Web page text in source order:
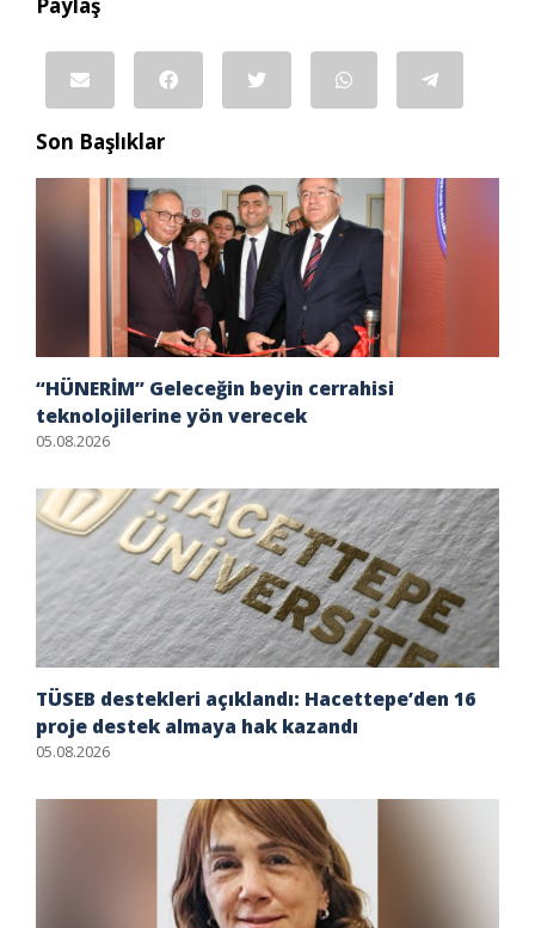
Son Başlıklar
“HÜNERİM” Geleceğin beyin cerrahisi
teknolojilerine yön verecek
05.08.2026
TÜSEB destekleri açıklandı: Hacettepe’den 16
proje destek almaya hak kazandı
05.08.2026